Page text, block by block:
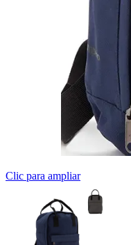
Clic para ampliar